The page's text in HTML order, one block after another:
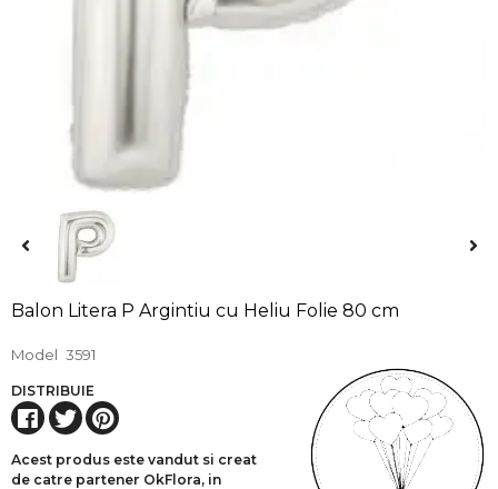
Balon Litera P Argintiu cu Heliu Folie 80 cm
Model 3591
DISTRIBUIE
Acest produs este vandut si creat
de catre partener OkFlora, in